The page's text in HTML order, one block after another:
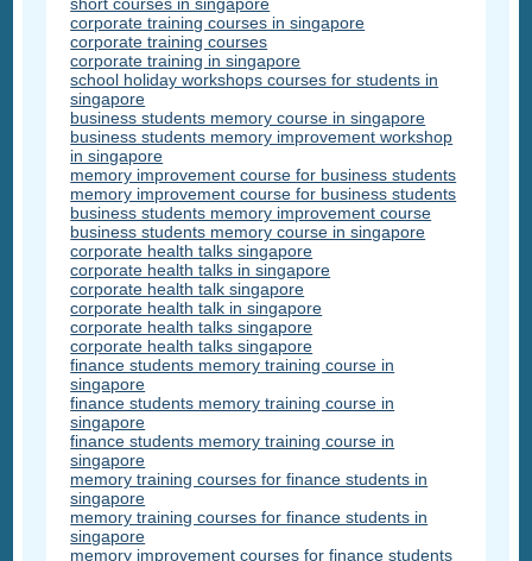
corporate training courses in singapore
corporate training courses
corporate training in singapore
school holiday workshops courses for students in
singapore
business students memory course in singapore
business students memory improvement workshop
in singapore
memory improvement course for business students
memory improvement course for business students
business students memory improvement course
business students memory course in singapore
corporate health talks singapore
corporate health talks in singapore
corporate health talk singapore
corporate health talk in singapore
corporate health talks singapore
corporate health talks singapore
finance students memory training course in
singapore
finance students memory training course in
singapore
finance students memory training course in
singapore
memory training courses for finance students in
singapore
memory training courses for finance students in
singapore
memory improvement courses for finance students